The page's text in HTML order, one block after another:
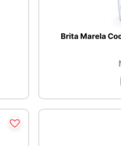
Brita Marela